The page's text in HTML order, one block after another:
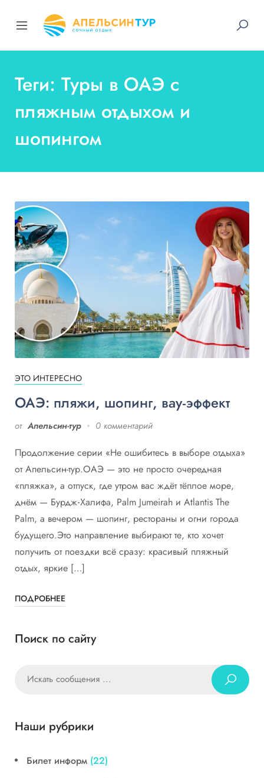
Теги: Туры в ОАЭ с
пляжным отдыхом и
шопингом
ЭТО ИНТЕРЕСНО
ОАЭ: пляжи, шопинг, вау‑эффект
от Апельсин-тур 0 комментарий
Продолжение серии «Не ошибитесь в выборе отдыха»
от Апельсин-тур.ОАЭ — это не просто очередная
«пляжка», а отпуск, где утром вас ждёт тёплое море,
днём — Бурдж‑Халифа, Palm Jumeirah и Atlantis The
Palm, а вечером — шопинг, рестораны и огни города
будущего.Это направление выбирают те, кто хочет
получить от поездки всё сразу: красивый пляжный
отдых, яркие […]
ПОДРОБНЕЕ
Поиск по сайту
Наши рубрики
Билет информ (22)